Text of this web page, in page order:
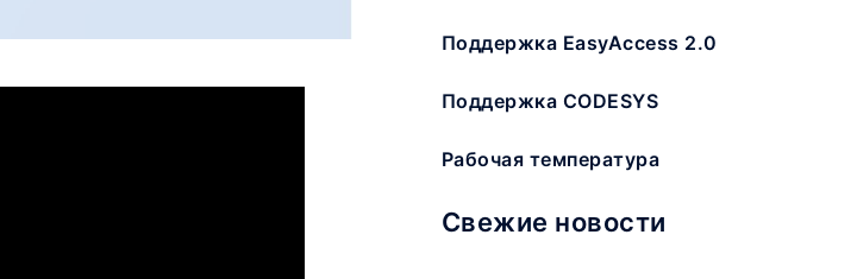
Поддержка EasyAccess 2.0
Поддержка CODESYS
Рабочая температура
Свежие новости